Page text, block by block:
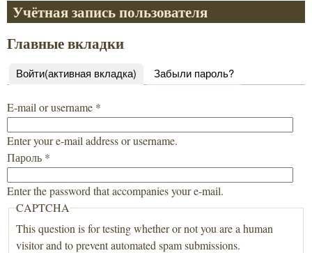
Учётная запись пользователя
Главные вкладки
Войти(активная вкладка) Забыли пароль?
E-mail or username *
Enter your e-mail address or username.
Пароль *
Enter the password that accompanies your e-mail.
CAPTCHA
This question is for testing whether or not you are a human
visitor and to prevent automated spam submissions.